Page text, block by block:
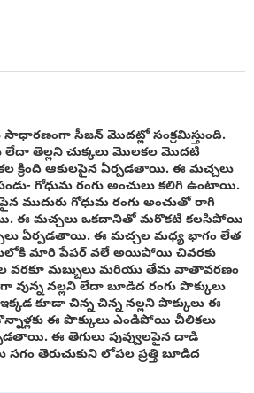
సాధారణంగా సీజన్ మొదట్లో సంక్రమిస్తుంది.
లేదా తెల్లని చుక్కలు మొలకల మొదటి
క్రింది ఆకులపైన ఏర్పడతాయి. ఈ మచ్చలు
గోధుమ రంగు అంచులు కలిగి ఉంటాయి.
ముదురు గోధుమ రంగు అంచుతో రాగి
ఈ మచ్చలు ఒకదానితో మరొకటి కలసిపోయి
ఏర్పడతాయి. ఈ మచ్చల మధ్య భాగం లేత
మారి పేపర్ వలే అయిపోయి చివరకు
మబ్బులు మరియు తేమ వాతావరణం
నల్లని లేదా బూడిద రంగు పొక్కులు
కూడా చిన్న చిన్న నల్లని పొక్కులు ఈ
ఈ పొక్కులు ఎండిపోయి చీలికలు
ఈ తెగులు పువ్వులపైన దాడి
తెరుచుకుని లోపల ప్రత్తి బూడిద